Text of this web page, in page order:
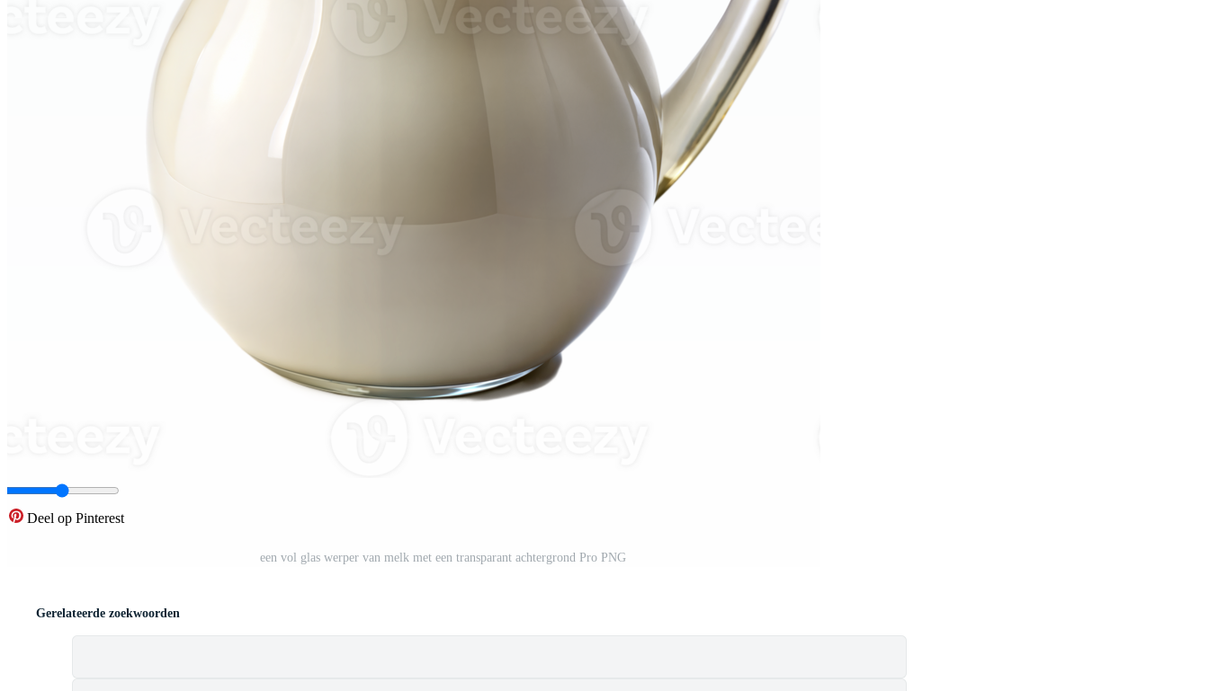
Deel op Pinterest
een vol glas werper van melk met een transparant achtergrond Pro PNG
Gerelateerde zoekwoorden